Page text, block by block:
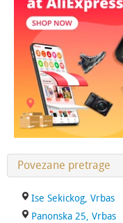
Povezane pretrage
Ise Sekickog, Vrbas
Panonska 25, Vrbas